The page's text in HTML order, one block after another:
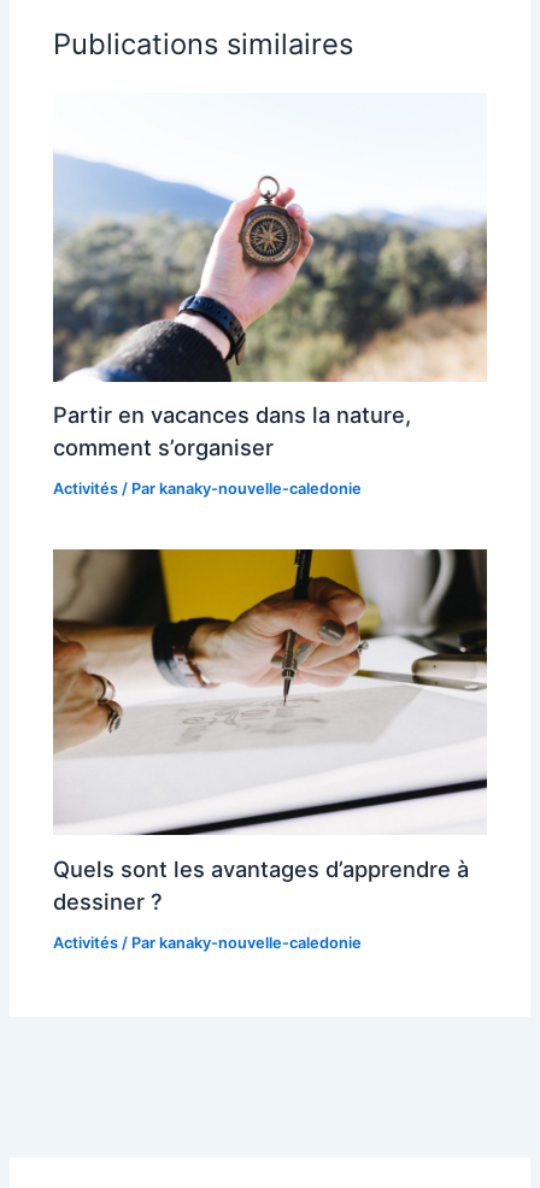
Publications similaires
Partir en vacances dans la nature,
comment s’organiser
Activités / Parkanaky-nouvelle-caledonie
Quels sont les avantages d’apprendre à
dessiner ?
Activités / Parkanaky-nouvelle-caledonie